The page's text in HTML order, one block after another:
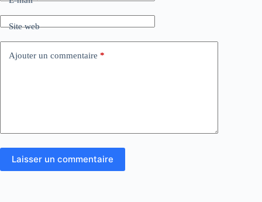
Site web
Ajouter un commentaire *
Laisser un commentaire